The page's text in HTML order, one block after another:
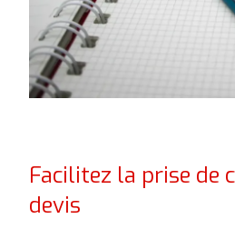
Facilitez la prise de
devis